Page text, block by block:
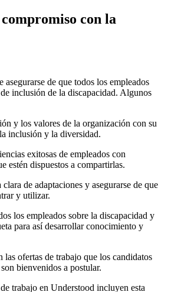
con la
asegurarse de que todos los empleados
inclusión de la discapacidad. Algunos
y los valores de la organización con su
inclusión y la diversidad.
exitosas de empleados con
estén dispuestos a compartirlas.
de adaptaciones y asegurarse de que
y utilizar.
los empleados sobre la discapacidad y
para así desarrollar conocimiento y
las ofertas de trabajo que los candidatos
bienvenidos a postular.
trabajo en Understood incluyen esta